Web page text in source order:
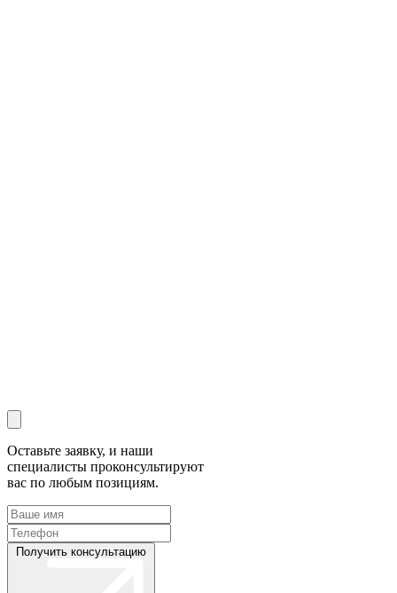
Оставьте заявку, и наши
специалисты проконсультируют
вас по любым позициям.
Получить консультацию